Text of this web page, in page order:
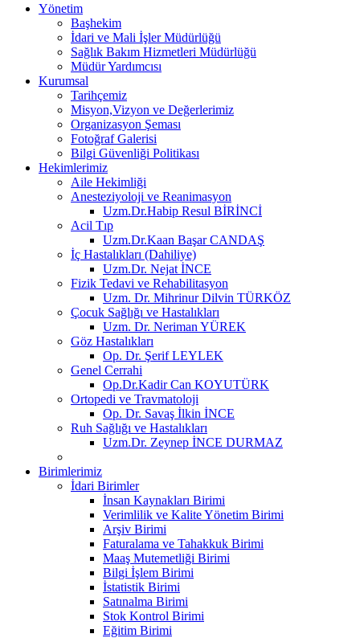
Yönetim
Başhekim
İdari ve Mali İşler Müdürlüğü
Sağlık Bakım Hizmetleri Müdürlüğü
Müdür Yardımcısı
Kurumsal
Tarihçemiz
Misyon,Vizyon ve Değerlerimiz
Organizasyon Şeması
Fotoğraf Galerisi
Bilgi Güvenliği Politikası
Hekimlerimiz
Aile Hekimliği
Anesteziyoloji ve Reanimasyon
Uzm.Dr.Habip Resul BİRİNCİ
Acil Tıp
Uzm.Dr.Kaan Başar CANDAŞ
İç Hastalıkları (Dahiliye)
Uzm.Dr. Nejat İNCE
Fizik Tedavi ve Rehabilitasyon
Uzm. Dr. Mihrinur Dilvin TÜRKÖZ
Çocuk Sağlığı ve Hastalıkları
Uzm. Dr. Neriman YÜREK
Göz Hastalıkları
Op. Dr. Şerif LEYLEK
Genel Cerrahi
Op.Dr.Kadir Can KOYUTÜRK
Ortopedi ve Travmatoloji
Op. Dr. Savaş İlkin İNCE
Ruh Sağlığı ve Hastalıkları
Uzm.Dr. Zeynep İNCE DURMAZ
Birimlerimiz
İdari Birimler
İnsan Kaynakları Birimi
Verimlilik ve Kalite Yönetim Birimi
Arşiv Birimi
Faturalama ve Tahakkuk Birimi
Maaş Mutemetliği Birimi
Bilgi İşlem Birimi
İstatistik Birimi
Satınalma Birimi
Stok Kontrol Birimi
Eğitim Birimi